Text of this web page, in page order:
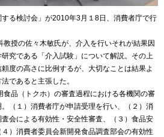
る検討会」が2010年3月１ 8日、消費者庁で行
授の佐々木敏氏が、介入を行いそれが結果因
究である「介入試験」について解説。その上
度の高さに比例するが、大切なことは結果よ
であると主張した。
品（トクホ）の審査過程における各機関の審
（１）消費者庁が申請受理を行い、（２）消
会による有効性・安全性審査、（３）食品安
）消費者委員会新開発食品調査部会の有効性